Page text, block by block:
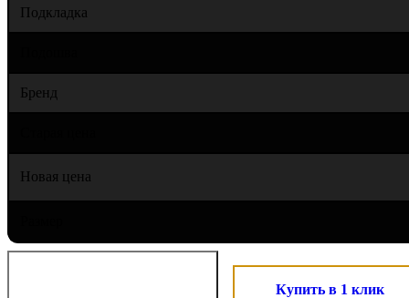
Подкладка
Бренд
Новая цена
Купить в 1 клик